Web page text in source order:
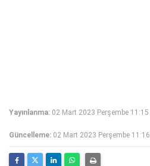
Yayınlanma: 02 Mart 2023 Perşembe 11:15
Güncelleme: 02 Mart 2023 Perşembe 11:16